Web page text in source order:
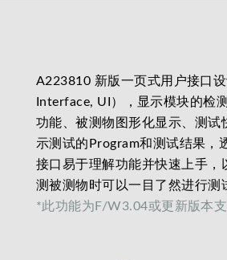
A223810 新版一页式用户接口
Interface, UI），显示模块的检
功能、被测物图形化显示、测试
示测试的Program和测试结果，
接口易于理解功能并快速上手，
测被测物时可以一目了然进行测
*此功能为F/W3.04或更新版本